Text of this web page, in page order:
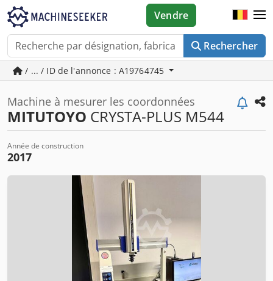
Rechercher
Vendre
/ ... / ID de l'annonce : A19764745
Machine à mesurer les coordonnées
MITUTOYO CRYSTA-PLUS M544
Année de construction
2017